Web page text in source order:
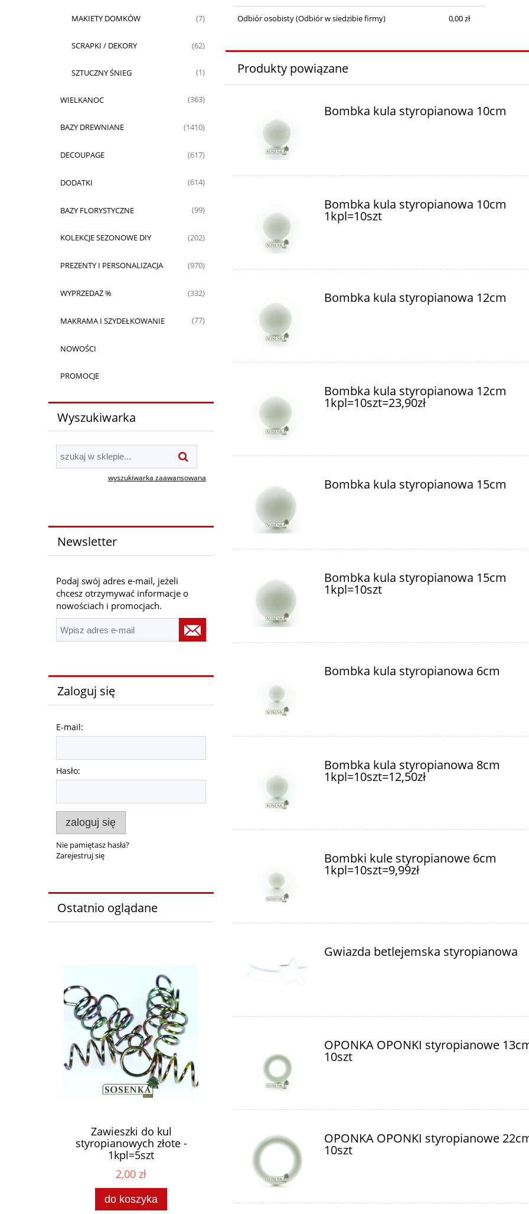
MAKIETY DOMKÓW (7)
SCRAPKI / DEKORY (62)
SZTUCZNY ŚNIEG (1)
WIELKANOC (363)
BAZY DREWNIANE (1410)
DECOUPAGE (617)
DODATKI (614)
BAZY FLORYSTYCZNE (99)
KOLEKCJE SEZONOWE DIY (202)
PREZENTY I PERSONALIZACJA (970)
WYPRZEDAŻ % (332)
MAKRAMA I SZYDEŁKOWANIE (77)
NOWOŚCI
PROMOCJE
Wyszukiwarka
wyszukiwarka zaawansowana
Newsletter
Podaj swój adres e-mail, jeżeli
chcesz otrzymywać informacje o
nowościach i promocjach.
Zaloguj się
E-mail:
Hasło:
zaloguj się
Nie pamiętasz hasła?
Zarejestruj się
Ostatnio oglądane
Zawieszki do kul
styropianowych złote -
1kpl=5szt
2,00 zł
do koszyka
Odbiór osobisty(Odbiór w siedzibie firmy) 0,00 zł
Produkty powiązane
Bombka kula styropianowa 10cm
Bombka kula styropianowa 10cm
1kpl=10szt
Bombka kula styropianowa 12cm
Bombka kula styropianowa 12cm
1kpl=10szt=23,90zł
Bombka kula styropianowa 15cm
Bombka kula styropianowa 15cm
1kpl=10szt
Bombka kula styropianowa 6cm
Bombka kula styropianowa 8cm
1kpl=10szt=12,50zł
Bombki kule styropianowe 6cm
1kpl=10szt=9,99zł
Gwiazda betlejemska styropianowa
OPONKA OPONKI styropianowe
10szt
OPONKA OPONKI styropianowe
10szt